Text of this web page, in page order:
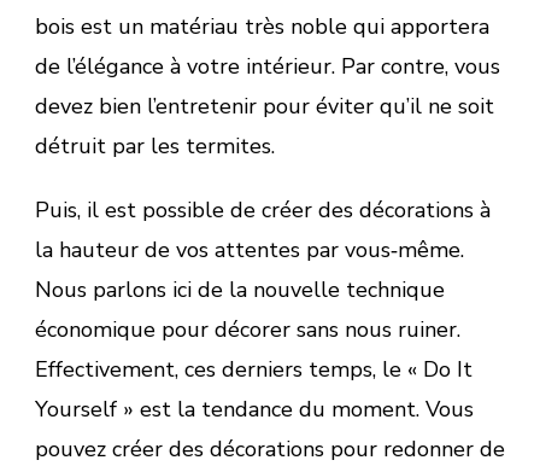
bois est un matériau très noble qui apportera
de l’élégance à votre intérieur. Par contre, vous
devez bien l’entretenir pour éviter qu’il ne soit
détruit par les termites.
Puis, il est possible de créer des décorations à
la hauteur de vos attentes par vous‑même.
Nous parlons ici de la nouvelle technique
économique pour décorer sans nous ruiner.
Effectivement, ces derniers temps, le « Do It
Yourself » est la tendance du moment. Vous
pouvez créer des décorations pour redonner de